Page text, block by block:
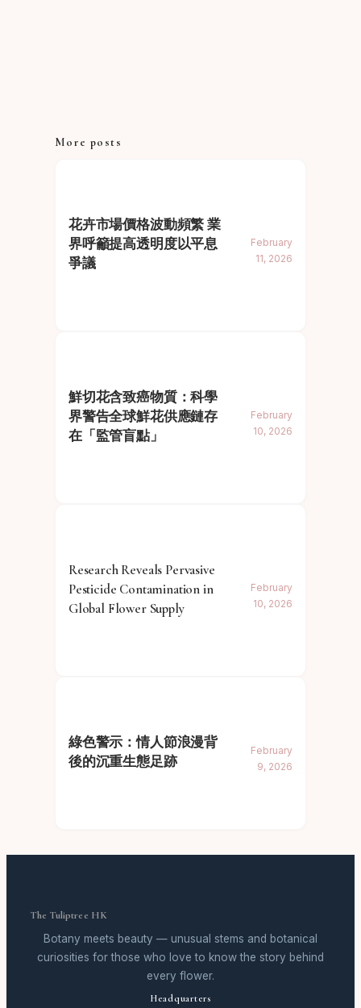
More posts
花卉市場價格波動頻繁 業
界呼籲提高透明度以平息
爭議
February
11, 2026
鮮切花含致癌物質：科學
界警告全球鮮花供應鏈存
在「監管盲點」
February
10, 2026
Research Reveals Pervasive
Pesticide Contamination in
Global Flower Supply
February
10, 2026
綠色警示：情人節浪漫背
後的沉重生態足跡
February
9, 2026
The Tuliptree HK
Botany meets beauty — unusual stems and botanical
curiosities for those who love to know the story behind
every flower.
Headquarters